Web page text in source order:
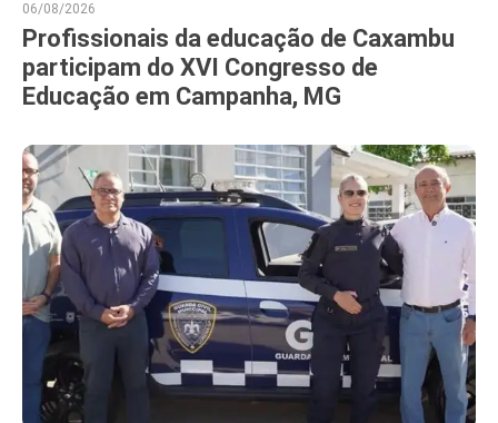
06/08/2026
Profissionais da educação de Caxambu
participam do XVI Congresso de
Educação em Campanha, MG